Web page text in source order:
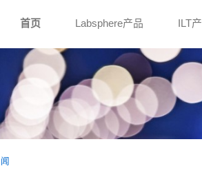
首页 Labsphere产品 ILT